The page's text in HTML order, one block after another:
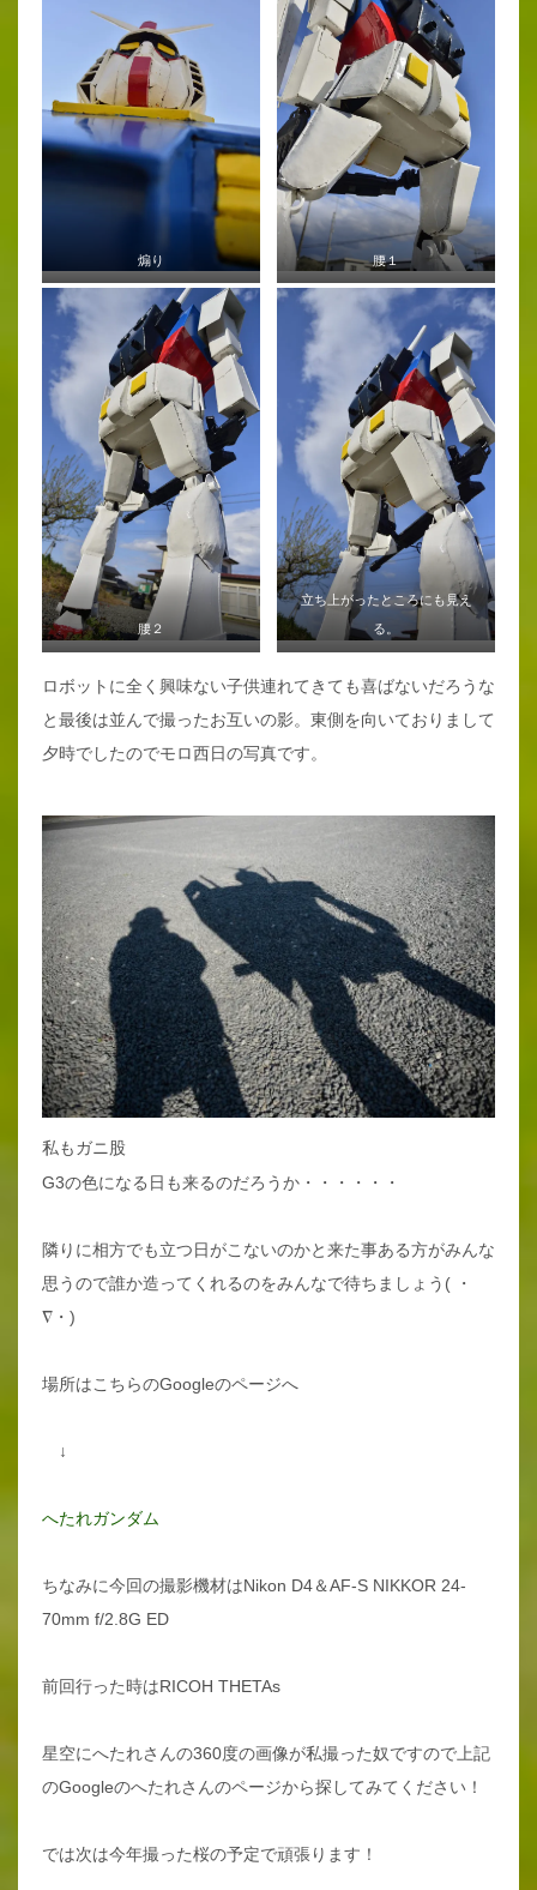
煽り 腰１
腰２
立ち上がったところにも見え
る。
ロボットに全く興味ない子供連れてきても喜ばないだろうな
と最後は並んで撮ったお互いの影。東側を向いておりまして
夕時でしたのでモロ西日の写真です。
私もガニ股
G3の色になる日も来るのだろうか・・・・・・
隣りに相方でも立つ日がこないのかと来た事ある方がみんな
思うので誰か造ってくれるのをみんなで待ちましょう( ・
∇・)
場所はこちらのGoogleのページへ
↓
へたれガンダム
ちなみに今回の撮影機材はNikon D4＆AF-S NIKKOR 24-
70mm f/2.8G ED
前回行った時はRICOH THETAs
星空にへたれさんの360度の画像が私撮った奴ですので上記
のGoogleのへたれさんのページから探してみてください！
では次は今年撮った桜の予定で頑張ります！